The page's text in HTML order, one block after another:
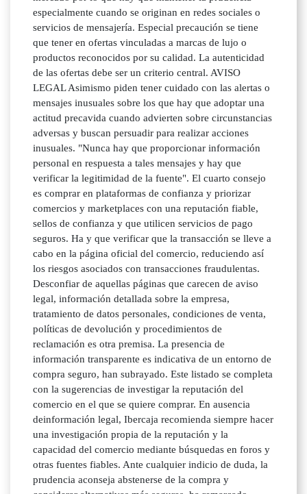
especialmente cuando se originan en redes sociales o
servicios de mensajería. Especial precaución se tiene
que tener en ofertas vinculadas a marcas de lujo o
productos reconocidos por su calidad. La autenticidad
de las ofertas debe ser un criterio central. AVISO
LEGAL Asimismo piden tener cuidado con las alertas o
mensajes inusuales sobre los que hay que adoptar una
actitud precavida cuando advierten sobre circunstancias
adversas y buscan persuadir para realizar acciones
inusuales. "Nunca hay que proporcionar información
personal en respuesta a tales mensajes y hay que
verificar la legitimidad de la fuente". El cuarto consejo
es comprar en plataformas de confianza y priorizar
comercios y marketplaces con una reputación fiable,
sellos de confianza y que utilicen servicios de pago
seguros. Ha y que verificar que la transacción se lleve a
cabo en la página oficial del comercio, reduciendo así
los riesgos asociados con transacciones fraudulentas.
Desconfiar de aquellas páginas que carecen de aviso
legal, información detallada sobre la empresa,
tratamiento de datos personales, condiciones de venta,
políticas de devolución y procedimientos de
reclamación es otra premisa. La presencia de
información transparente es indicativa de un entorno de
compra seguro, han subrayado. Este listado se completa
con la sugerencias de investigar la reputación del
comercio en el que se quiere comprar. En ausencia
deinformación legal, Ibercaja recomienda siempre hacer
una investigación propia de la reputación y la
capacidad del comercio mediante búsquedas en foros y
otras fuentes fiables. Ante cualquier indicio de duda, la
prudencia aconseja abstenerse de la compra y